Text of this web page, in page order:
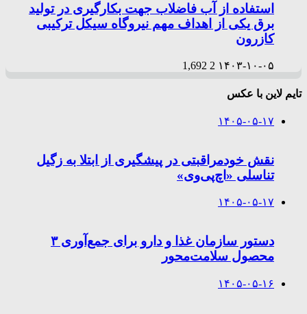
استفاده از آب فاضلاب جهت بکارگیری در تولید
برق یکی از اهداف مهم نیروگاه سیکل ترکیبی
کازرون
۱۴۰۳-۱۰-۰۵ 2
1,692
تایم لاین با عکس
۱۴۰۵-۰۵-۱۷
نقش خودمراقبتی در پیشگیری از ابتلا به زگیل
تناسلی «اچ‌پی‌وی»
۱۴۰۵-۰۵-۱۷
دستور سازمان غذا و دارو برای جمع‌آوری ۳
محصول سلامت‌محور
۱۴۰۵-۰۵-۱۶